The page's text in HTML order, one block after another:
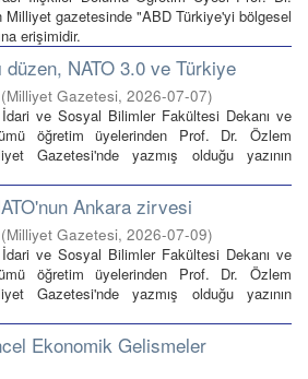
gazetesinde "ABD Türkiye'yi bölgesel
erişimidir.
düzen, NATO 3.0 ve Türkiye
(Milliyet Gazetesi, 2026-07-07)
ve Sosyal Bilimler Fakültesi Dekanı ve
öğretim üyelerinden Prof. Dr. Özlem
Gazetesi'nde yazmış olduğu yazının
Ankara zirvesi
(Milliyet Gazetesi, 2026-07-09)
ve Sosyal Bilimler Fakültesi Dekanı ve
öğretim üyelerinden Prof. Dr. Özlem
Gazetesi'nde yazmış olduğu yazının
Ekonomik Gelismeler